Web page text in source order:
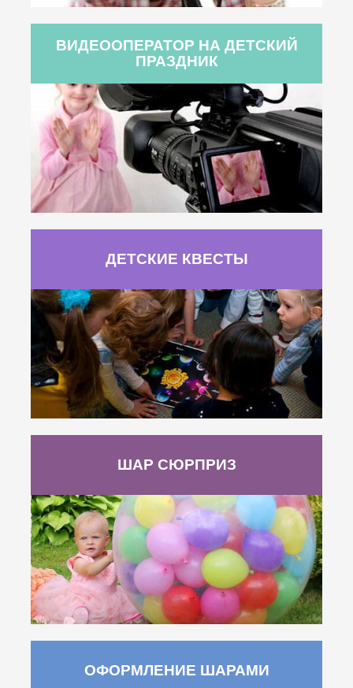
ВИДЕООПЕРАТОР НА ДЕТСКИЙ
ПРАЗДНИК
ДЕТСКИЕ КВЕСТЫ
ШАР СЮРПРИЗ
ОФОРМЛЕНИЕ ШАРАМИ